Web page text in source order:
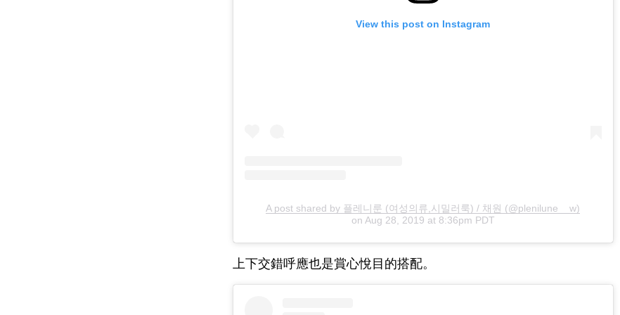
View this post on Instagram
A post shared by 플레니룬 (여성의류,시밀러룩) / 채원 (@plenilune__w)
on Aug 28, 2019 at 8:36pm PDT
上下交錯呼應也是賞心悅目的搭配。